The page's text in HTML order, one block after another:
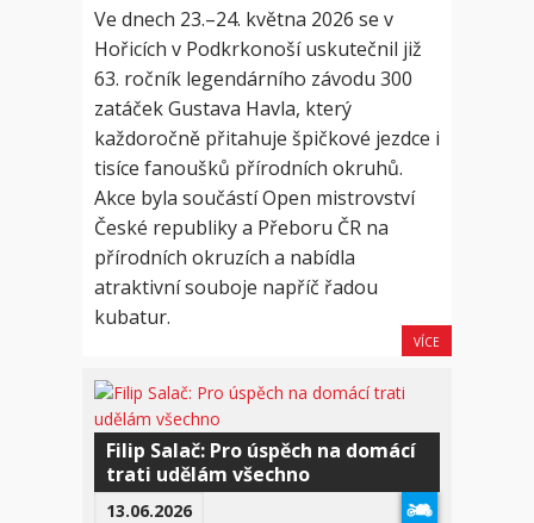
Ve dnech 23.–24. května 2026 se v
Hořicích v Podkrkonoší uskutečnil již
63. ročník legendárního závodu 300
zatáček Gustava Havla, který
každoročně přitahuje špičkové jezdce i
tisíce fanoušků přírodních okruhů.
Akce byla součástí Open mistrovství
České republiky a Přeboru ČR na
přírodních okruzích a nabídla
atraktivní souboje napříč řadou
kubatur.
VÍCE
Filip Salač: Pro úspěch na domácí
trati udělám všechno
13.06.2026